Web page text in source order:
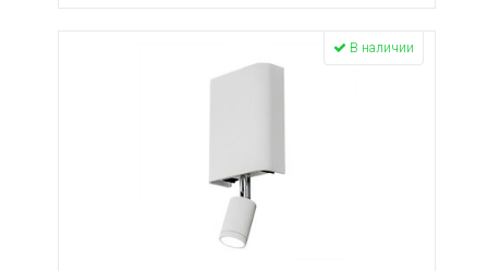
В наличии